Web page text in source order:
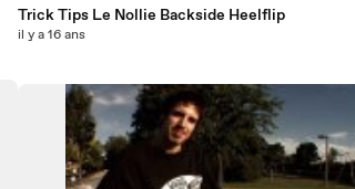
Trick Tips Le Nollie Backside Heelflip
il y a 16 ans